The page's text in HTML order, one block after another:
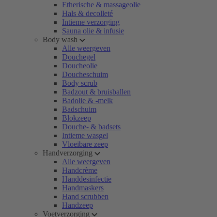
Etherische & massageolie
Hals & decolleté
Intieme verzorging
Sauna olie & infusie
Body wash
Alle weergeven
Douchegel
Doucheolie
Doucheschuim
Body scrub
Badzout & bruisballen
Badolie & -melk
Badschuim
Blokzeep
Douche- & badsets
Intieme wasgel
Vloeibare zeep
Handverzorging
Alle weergeven
Handcrème
Handdesinfectie
Handmaskers
Hand scrubben
Handzeep
Voetverzorging